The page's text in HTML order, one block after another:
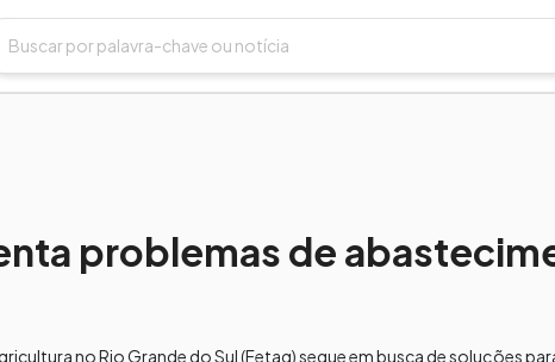
problemas de
no Rio Grande do Sul (Fetag) segue em busca de soluções